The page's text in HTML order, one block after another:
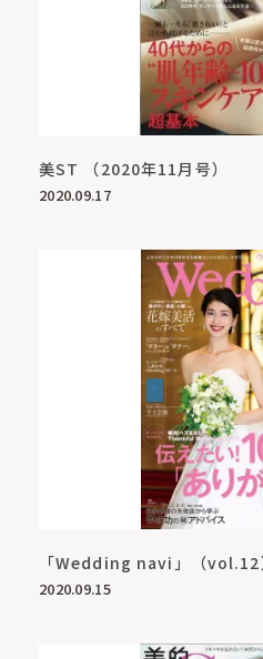
美ST （2020年11月号）
2020.09.17
「Wedding navi」（vol.12
2020.09.15